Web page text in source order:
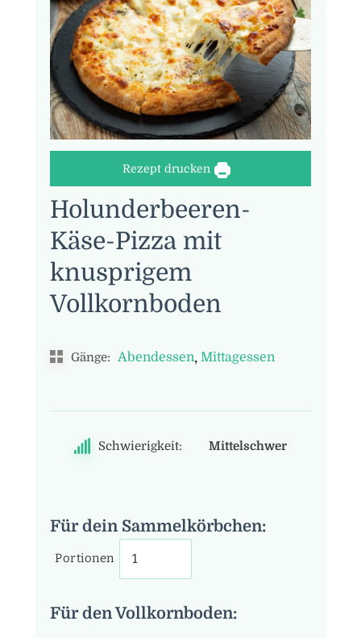
Rezept drucken
Holunderbeeren-
Käse-Pizza mit
knusprigem
Vollkornboden
Gänge: Abendessen, Mittagessen
Schwierigkeit: Mittelschwer
Für dein Sammelkörbchen:
Portionen
Für den Vollkornboden: